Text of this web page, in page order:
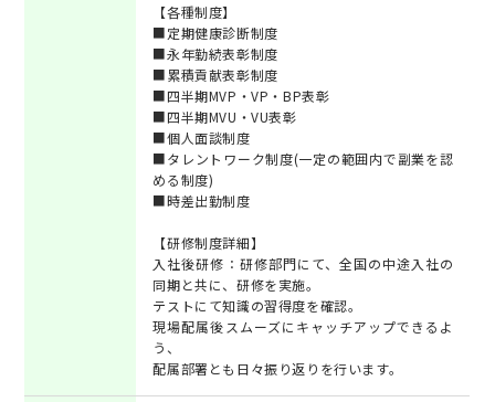
【各種制度】
■定期健康診断制度
■永年勤続表彰制度
■累積貢献表彰制度
■四半期MVP・VP・BP表彰
■四半期MVU・VU表彰
■個人面談制度
■タレントワーク制度(一定の範囲内で副業を認
める制度)
■時差出勤制度
【研修制度詳細】
入社後研修：研修部門にて、全国の中途入社の
同期と共に、研修を実施。
テストにて知識の習得度を確認。
現場配属後スムーズにキャッチアップできるよ
う、
配属部署とも日々振り返りを行います。